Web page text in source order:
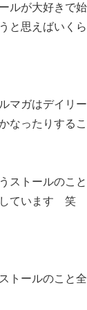
ルが大好きで
と思えばいく
マガはデイリ
なったりする
ストールのこ
ています 笑
トールのこと